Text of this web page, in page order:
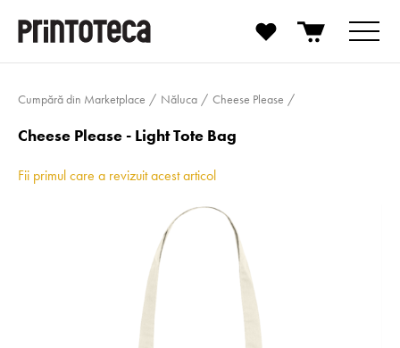
Cumpără din Marketplace Năluca Cheese Please
Cheese Please - Light Tote Bag
Fii primul care a revizuit acest articol